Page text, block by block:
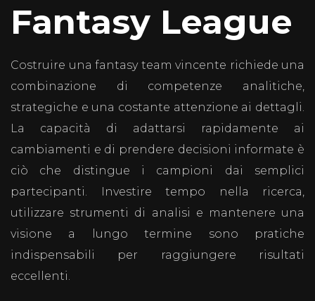
Fantasy League
Costruire una fantasy team vincente richiede una
combinazione di competenze analitiche,
strategiche e una costante attenzione ai dettagli.
La capacità di adattarsi rapidamente ai
cambiamenti e di prendere decisioni informate è
ciò che distingue i campioni dai semplici
partecipanti. Investire tempo nella ricerca,
utilizzare strumenti di analisi e mantenere una
visione a lungo termine sono pratiche
indispensabili per raggiungere risultati
eccellenti.